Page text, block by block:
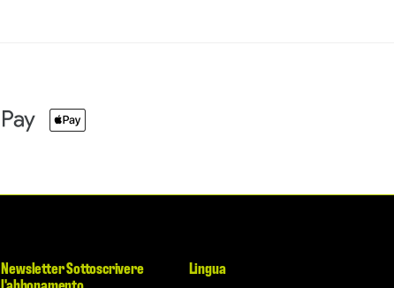
Newsletter Sottoscrivere
l'abbonamento
Lingua